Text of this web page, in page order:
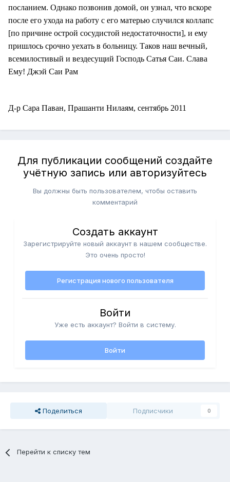
посланием. Однако позвонив домой, он узнал, что вскоре
после его ухода на работу с его матерью случился коллапс
[по причине острой сосудистой недостаточности], и ему
пришлось срочно уехать в больницу. Таков наш вечный,
всемилостивый и вездесущий Господь Сатья Саи. Слава
Ему! Джэй Саи Рам
Д-р Сара Паван, Прашанти Нилаям, сентябрь 2011
Для публикации сообщений создайте
учётную запись или авторизуйтесь
Вы должны быть пользователем, чтобы оставить
комментарий
Создать аккаунт
Зарегистрируйте новый аккаунт в нашем сообществе.
Это очень просто!
Регистрация нового пользователя
Войти
Уже есть аккаунт? Войти в систему.
Войти
Поделиться Подписчики 0
Перейти к списку тем